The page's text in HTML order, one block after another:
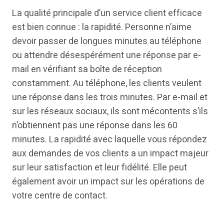
La qualité principale d’un service client efficace
est bien connue : la rapidité. Personne n’aime
devoir passer de longues minutes au téléphone
ou attendre désespérément une réponse par e-
mail en vérifiant sa boîte de réception
constamment. Au téléphone, les clients veulent
une réponse dans les trois minutes. Par e-mail et
sur les réseaux sociaux, ils sont mécontents s’ils
n’obtiennent pas une réponse dans les 60
minutes. La rapidité avec laquelle vous répondez
aux demandes de vos clients a un impact majeur
sur leur satisfaction et leur fidélité. Elle peut
également avoir un impact sur les opérations de
votre centre de contact.